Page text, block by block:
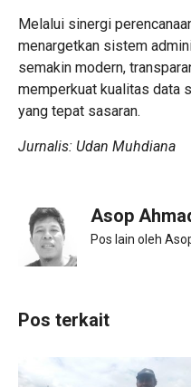
Melalui sinergi
menargetkan sistem
semakin modern,
memperkuat kualitas data
yang tepat sasaran.
Jurnalis: Udan Muhdiana
Asop
Pos lain oleh
Pos terkait